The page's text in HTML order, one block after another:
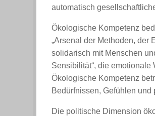
automatisch
Ökologische Kompetenz
„Arsenal der Methoden, der
solidarisch mit Menschen
Sensibilität“, die
Ökologische Kompetenz
Bedürfnissen, Gefühlen
Die politische Dimension